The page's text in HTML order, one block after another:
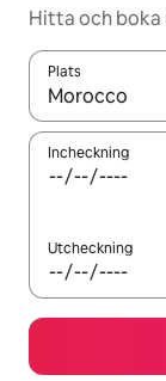
Hitta och boka
Plats
När resultaten
Incheckning
Utcheckning